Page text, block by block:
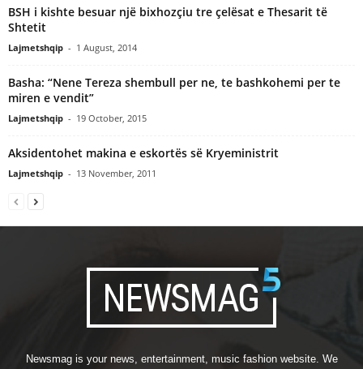
BSH i kishte besuar një bixhozçiu tre çelësat e Thesarit të
Shtetit
Lajmetshqip - 1 August, 2014
Basha: “Nene Tereza shembull per ne, te bashkohemi per te
miren e vendit”
Lajmetshqip - 19 October, 2015
Aksidentohet makina e eskortës së Kryeministrit
Lajmetshqip - 13 November, 2011
Newsmag is your news, entertainment, music fashion website. We